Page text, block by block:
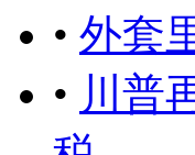
• 外套
• 川普